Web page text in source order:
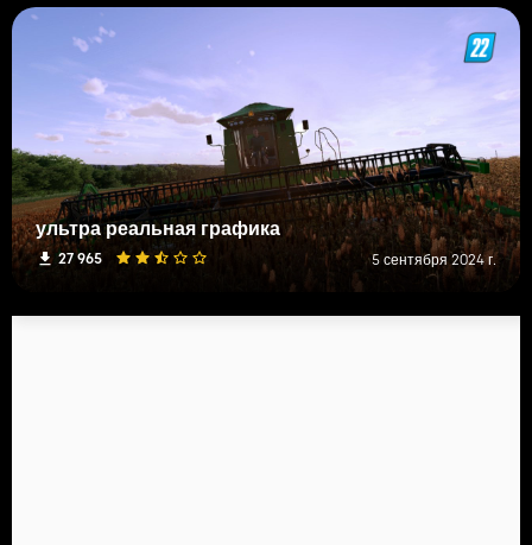
ультра реальная графика
27 965 5 сентября 2024 г.